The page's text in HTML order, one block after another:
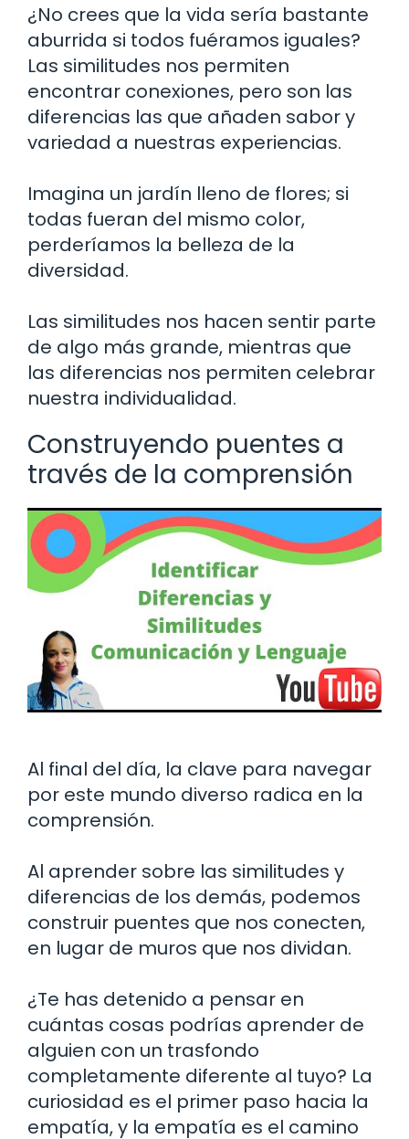
¿No crees que la vida sería bastante
aburrida si todos fuéramos iguales?
Las similitudes nos permiten
encontrar conexiones, pero son las
diferencias las que añaden sabor y
variedad a nuestras experiencias.
Imagina un jardín lleno de flores; si
todas fueran del mismo color,
perderíamos la belleza de la
diversidad.
Las similitudes nos hacen sentir parte
de algo más grande, mientras que
las diferencias nos permiten celebrar
nuestra individualidad.
Construyendo puentes a
través de la comprensión
Al final del día, la clave para navegar
por este mundo diverso radica en la
comprensión.
Al aprender sobre las similitudes y
diferencias de los demás, podemos
construir puentes que nos conecten,
en lugar de muros que nos dividan.
¿Te has detenido a pensar en
cuántas cosas podrías aprender de
alguien con un trasfondo
completamente diferente al tuyo? La
curiosidad es el primer paso hacia la
empatía, y la empatía es el camino